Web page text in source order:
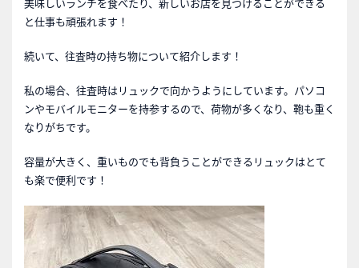
美味しいランチを食べたり、新しいお店を見つけることができる
と仕事も頑張れます！
続いて、往査時の持ち物について紹介します！
私の場合、往査時はリュックで向かうようにしています。パソコ
ンやモバイルモニターを持参するので、荷物が多くなり、鞄も重く
なりがちです。
容量が大きく、重いものでも背負うことができるリュックはとて
も楽で便利です！